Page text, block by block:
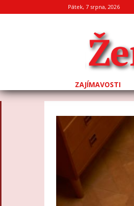
Pátek, 7 srpna, 2026
ZAJÍMAVOSTI